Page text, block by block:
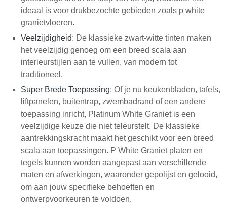
ideaal is voor drukbezochte gebieden zoals p white
granietvloeren.
Veelzijdigheid: De klassieke zwart-witte tinten maken
het veelzijdig genoeg om een breed scala aan
interieurstijlen aan te vullen, van modern tot
traditioneel.
Super Brede Toepassing: Of je nu keukenbladen, tafels,
liftpanelen, buitentrap, zwembadrand of een andere
toepassing inricht, Platinum White Graniet is een
veelzijdige keuze die niet teleurstelt. De klassieke
aantrekkingskracht maakt het geschikt voor een breed
scala aan toepassingen. P White Graniet platen en
tegels kunnen worden aangepast aan verschillende
maten en afwerkingen, waaronder gepolijst en gelooid,
om aan jouw specifieke behoeften en
ontwerpvoorkeuren te voldoen.